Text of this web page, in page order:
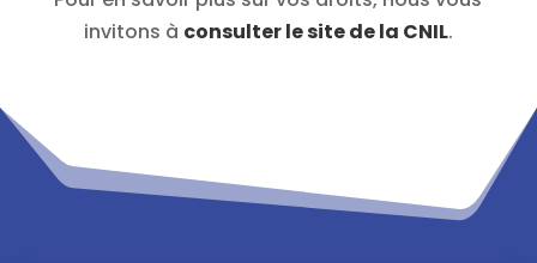
invitons à consulter le site de la CNIL.